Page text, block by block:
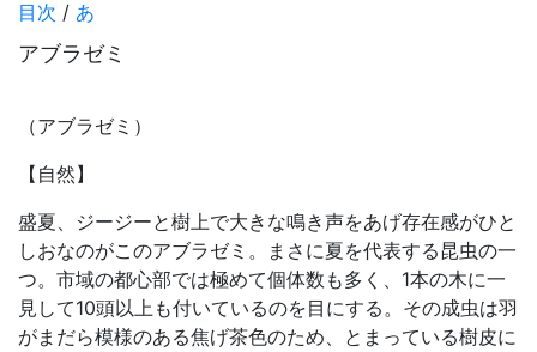
目次 / あ
アブラゼミ
（アブラゼミ）
【自然】
盛夏、ジージーと樹上で大きな鳴き声をあげ存在感がひと
しおなのがこのアブラゼミ。まさに夏を代表する昆虫の一
つ。市域の都心部では極めて個体数も多く、1本の木に一
見して10頭以上も付いているのを目にする。その成虫は羽
がまだら模様のある焦げ茶色のため、とまっている樹皮に